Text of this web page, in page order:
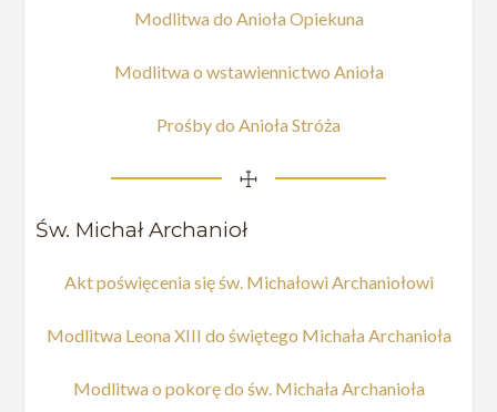
Modlitwa do Anioła Opiekuna
Modlitwa o wstawiennictwo Anioła
Prośby do Anioła Stróża
☩
Św. Michał Archanioł
Akt poświęcenia się św. Michałowi Archaniołowi
Modlitwa Leona XIII do świętego Michała Archanioła
Modlitwa o pokorę do św. Michała Archanioła